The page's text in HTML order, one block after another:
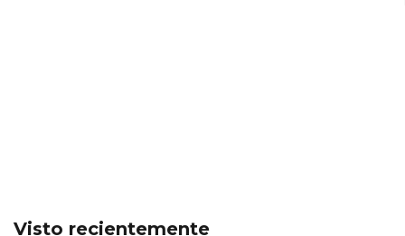
Visto recientemente